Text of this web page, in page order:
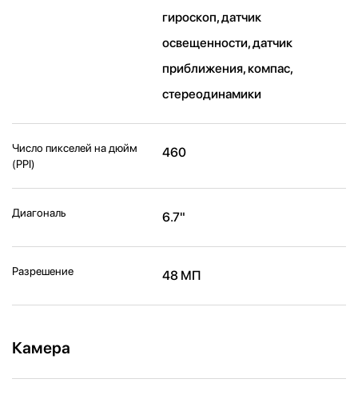
гироскоп, датчик
освещенности, датчик
приближения, компас,
стереодинамики
Число пикселей на дюйм
(PPI)
460
Диагональ 6.7"
Разрешение 48 МП
Камера